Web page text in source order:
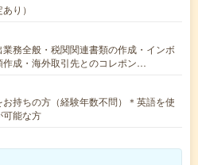
り）
業務全般・税関関連書類の作成・インボ
作成・海外取引先とのコレポン…
お持ちの方（経験年数不問）＊英語を使
可能な方